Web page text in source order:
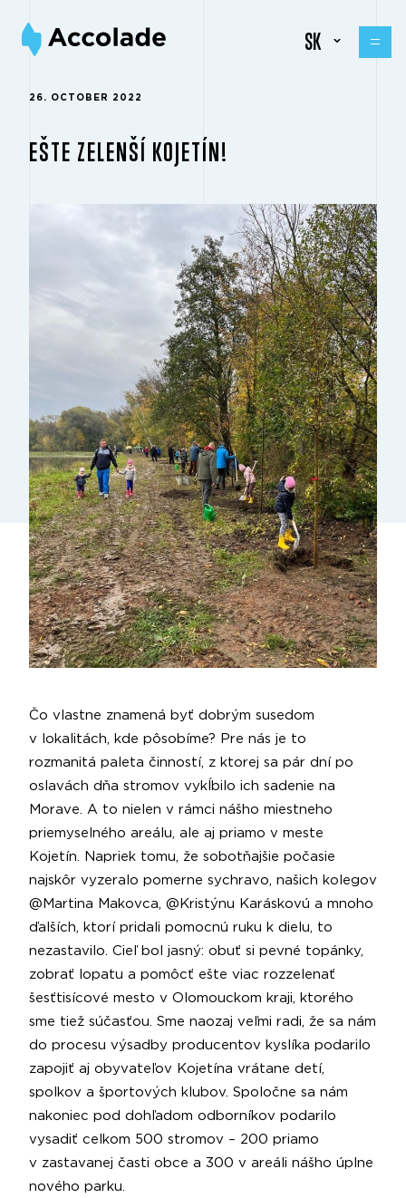
SK
26. OCTOBER 2022
EŠTE ZELENŠÍ KOJETÍN!
Čo vlastne znamená byť dobrým susedom
v lokalitách, kde pôsobíme? Pre nás je to
rozmanitá paleta činností, z ktorej sa pár dní po
oslavách dňa stromov vykĺbilo ich sadenie na
Morave. A to nielen v rámci nášho miestneho
priemyselného areálu, ale aj priamo v meste
Kojetín. Napriek tomu, že sobotňajšie počasie
najskôr vyzeralo pomerne sychravo, našich kolegov
@Martina Makovca, @Kristýnu Karáskovú a mnoho
ďalších, ktorí pridali pomocnú ruku k dielu, to
nezastavilo. Cieľ bol jasný: obuť si pevné topánky,
zobrať lopatu a pomôcť ešte viac rozzelenať
šesťtisícové mesto v Olomouckom kraji, ktorého
sme tiež súčasťou. Sme naozaj veľmi radi, že sa nám
do procesu výsadby producentov kyslíka podarilo
zapojiť aj obyvateľov Kojetína vrátane detí,
spolkov a športových klubov. Spoločne sa nám
nakoniec pod dohľadom odborníkov podarilo
vysadiť celkom 500 stromov – 200 priamo
v zastavanej časti obce a 300 v areáli nášho úplne
nového parku.